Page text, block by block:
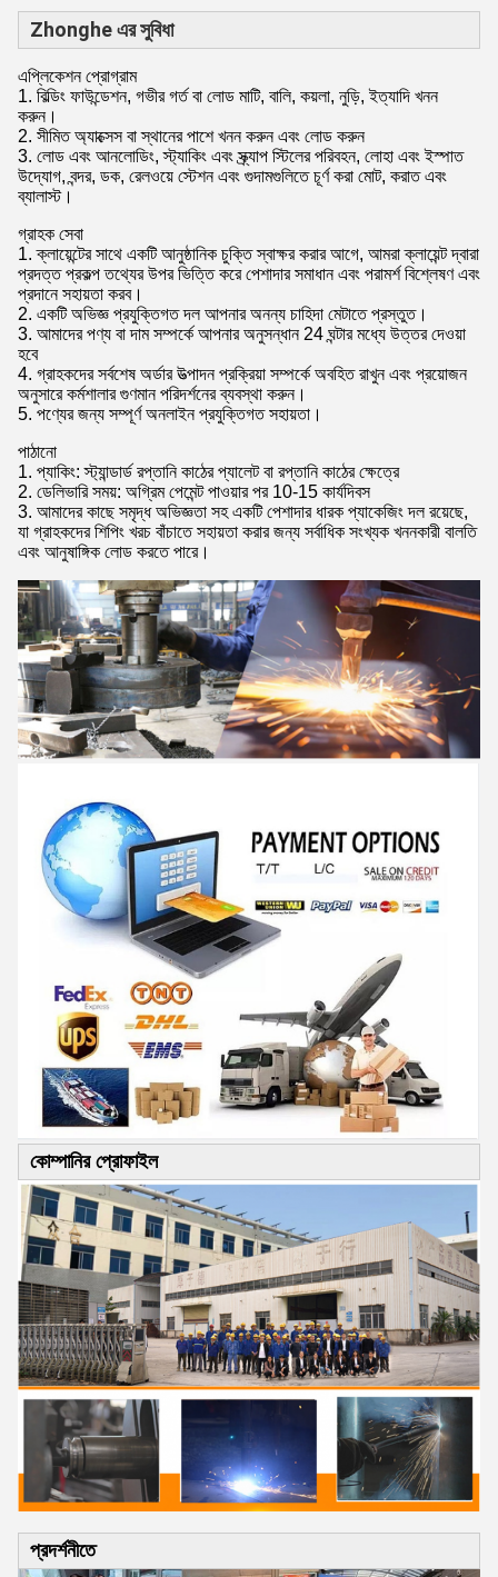
Zhonghe এর সুবিধা
এপ্লিকেশন প্রোগ্রাম
1. বিল্ডিং ফাউন্ডেশন, গভীর গর্ত বা লোড মাটি, বালি, কয়লা, নুড়ি, ইত্যাদি খনন
করুন।
2. সীমিত অ্যাক্সেস বা স্থানের পাশে খনন করুন এবং লোড করুন
3. লোড এবং আনলোডিং, স্ট্যাকিং এবং স্ক্র্যাপ স্টিলের পরিবহন, লোহা এবং ইস্পাত
উদ্যোগ, বন্দর, ডক, রেলওয়ে স্টেশন এবং গুদামগুলিতে চূর্ণ করা মোট, করাত এবং
ব্যালাস্ট।
গ্রাহক সেবা
1. ক্লায়েন্টের সাথে একটি আনুষ্ঠানিক চুক্তি স্বাক্ষর করার আগে, আমরা ক্লায়েন্ট দ্বারা
প্রদত্ত প্রকল্প তথ্যের উপর ভিত্তি করে পেশাদার সমাধান এবং পরামর্শ বিশ্লেষণ এবং
প্রদানে সহায়তা করব।
2. একটি অভিজ্ঞ প্রযুক্তিগত দল আপনার অনন্য চাহিদা মেটাতে প্রস্তুত।
3. আমাদের পণ্য বা দাম সম্পর্কে আপনার অনুসন্ধান 24 ঘন্টার মধ্যে উত্তর দেওয়া
হবে
4. গ্রাহকদের সর্বশেষ অর্ডার উত্পাদন প্রক্রিয়া সম্পর্কে অবহিত রাখুন এবং প্রয়োজন
অনুসারে কর্মশালার গুণমান পরিদর্শনের ব্যবস্থা করুন।
5. পণ্যের জন্য সম্পূর্ণ অনলাইন প্রযুক্তিগত সহায়তা।
পাঠানো
1. প্যাকিং: স্ট্যান্ডার্ড রপ্তানি কাঠের প্যালেট বা রপ্তানি কাঠের ক্ষেত্রে
2. ডেলিভারি সময়: অগ্রিম পেমেন্ট পাওয়ার পর 10-15 কার্যদিবস
3. আমাদের কাছে সমৃদ্ধ অভিজ্ঞতা সহ একটি পেশাদার ধারক প্যাকেজিং দল রয়েছে,
যা গ্রাহকদের শিপিং খরচ বাঁচাতে সহায়তা করার জন্য সর্বাধিক সংখ্যক খননকারী বালতি
এবং আনুষাঙ্গিক লোড করতে পারে।
কোম্পানির প্রোফাইল
প্রদর্শনীতে